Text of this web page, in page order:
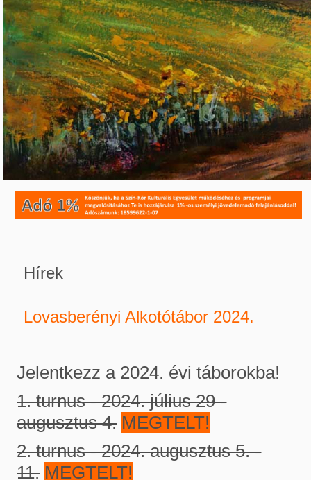
Hírek
Lovasberényi Alkotótábor 2024.
Jelentkezz a 2024. évi táborokba!
1. turnus - 2024. július 29 -
augusztus 4. MEGTELT!
2. turnus - 2024. augusztus 5. -
11. MEGTELT!